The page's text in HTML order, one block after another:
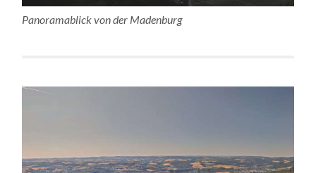
Panoramablick von der Madenburg